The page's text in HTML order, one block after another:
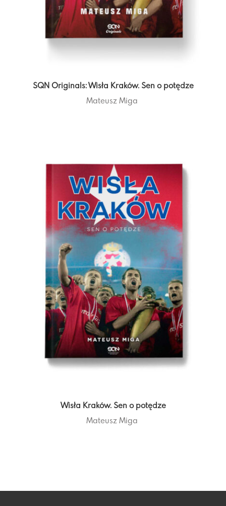
SQN Originals: Wisła Kraków. Sen o potędze
Mateusz Miga
Wisła Kraków. Sen o potędze
Mateusz Miga